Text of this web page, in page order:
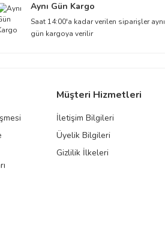
Aynı Gün Kargo
Saat 14:00'a kadar verilen siparişler aynı
gün kargoya verilir
Müşteri Hizmetleri
İletişim Bilgileri
Üyelik Bilgileri
Gizlilik İlkeleri